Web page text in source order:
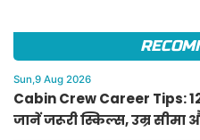
Sun,9 Aug 2026
Cabin Crew Career Tips:
जानें जरूरी स्किल्स, उम्र सीमा